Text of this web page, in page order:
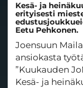
Kesä- ja
erityisesti
Eetu Pehkonen.
Joensuun
ansiokasta
”Kuukauden
Kesä- ja